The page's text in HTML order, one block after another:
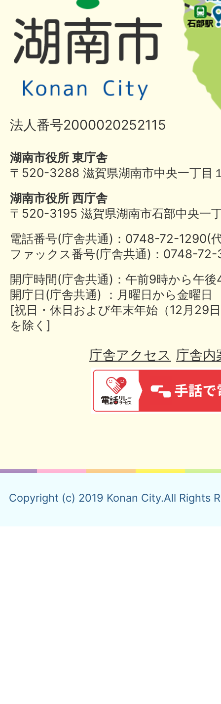
法人番号2000020252115
湖南市役所 東庁舎
〒520-3288 滋賀県湖南市中央一丁目
湖南市役所 西庁舎
〒520-3195 滋賀県湖南市石部中央一
電話番号(庁舎共通)：0748-72-
ファックス番号(庁舎共通)：0748-
開庁時間(庁舎共通)：午前9時から午
開庁日(庁舎共通) ：月曜日から金曜日
[祝日・休日および年末年始（12月29
を除く]
庁舎アクセス 庁舎内
Copyright (c) 2019 Konan City.All Rights